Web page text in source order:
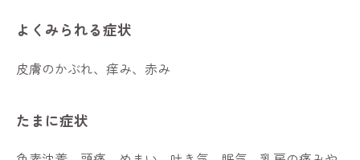
よくみられる症状
皮膚のかぶれ、痒み、赤み
たまに症状